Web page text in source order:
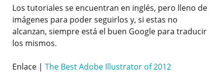
Los tutoriales se encuentran en inglés, pero lleno de
imágenes para poder seguirlos y, si estas no
alcanzan, siempre está el buen Google para traducir
los mismos.
Enlace | The Best Adobe Illustrator of 2012